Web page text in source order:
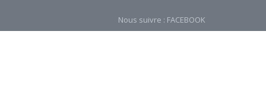
Nous suivre : FACEBOOK